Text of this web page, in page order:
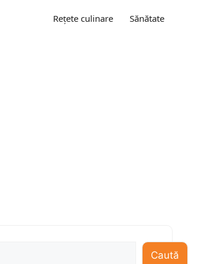
Rețete culinare Sănătate
Caută